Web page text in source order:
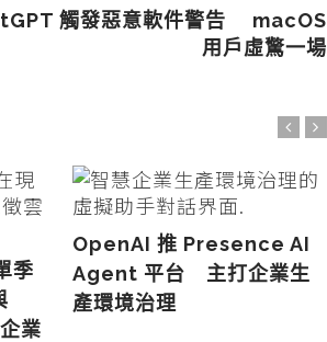
觸發惡意軟件警告 macOS
用戶虛驚一場
季
業
OpenAI 推 Presence AI
Agent 平台 主打企業生
產環境治理